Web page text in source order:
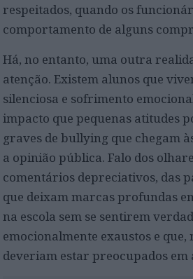
respeitados, quando os
comportamento de alguns
Há, no entanto, uma outra
atenção. Existem alunos que
silenciosa e sofrimento
impacto que pequenas atitudes
graves de bullying que chegam
a opinião pública. Falo dos
comentários depreciativos, das
que deixam marcas profundas
na escola sem se sentirem
emocionalmente exaustos e
deveriam estar preocupados em